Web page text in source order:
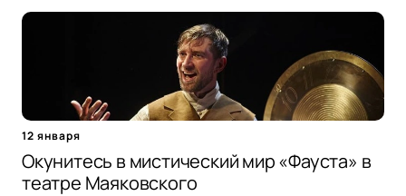
12 января
Окунитесь в мистический мир «Фауста» в
театре Маяковского